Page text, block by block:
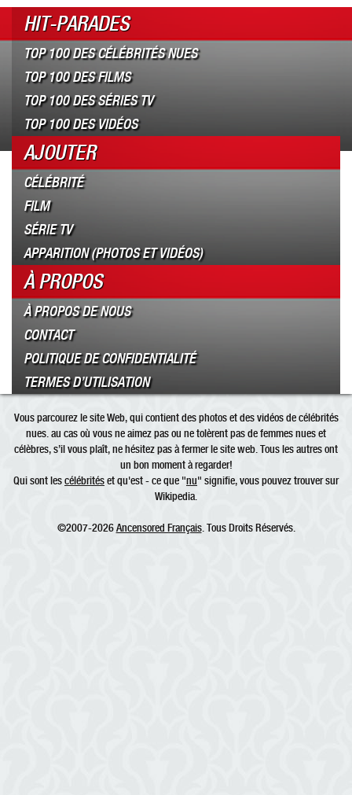
HIT-PARADES
TOP 100 DES CÉLÉBRITÉS NUES
TOP 100 DES FILMS
TOP 100 DES SÉRIES TV
TOP 100 DES VIDÉOS
AJOUTER
CÉLÉBRITÉ
FILM
SÉRIE TV
APPARITION (PHOTOS ET VIDÉOS)
À PROPOS
À PROPOS DE NOUS
CONTACT
POLITIQUE DE CONFIDENTIALITÉ
TERMES D’UTILISATION
Vous parcourez le site Web, qui contient des photos et des vidéos de célébrités
nues. au cas où vous ne aimez pas ou ne tolèrent pas de femmes nues et
célèbres, s’il vous plaît, ne hésitez pas à fermer le site web. Tous les autres ont
un bon moment à regarder!
Qui sont lescélébritéset qu'est - ce que "nu" signifie, vous pouvez trouver sur
Wikipedia.
©2007-2026Ancensored Français. Tous Droits Réservés.